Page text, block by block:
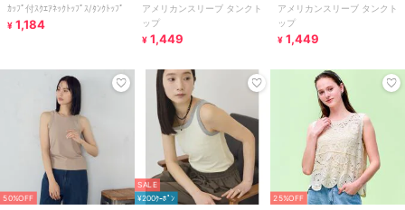
ｶｯﾌﾟ付ｽｸｴｱﾈｯｸﾄｯﾌﾟｽ/ﾀﾝｸﾄｯﾌﾟ
¥ 1,184
アメリカンスリーブ タンクト
ップ
¥ 1,449
アメリカンスリーブ タンクト
ップ
¥ 1,449
50%OFF
SALE
¥200ｸｰﾎﾟﾝ
25%OFF